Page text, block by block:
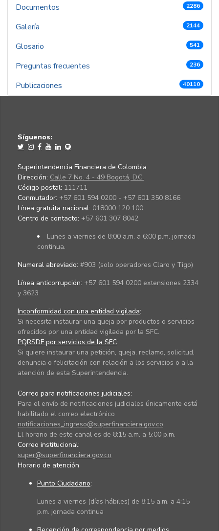
Documentos 2286
Galería 2144
Glosario 541
Preguntas frecuentes 236
Publicaciones 40110
Síguenos:
Superintendencia Financiera de Colombia
Dirección: Calle 7 No. 4 - 49 Bogotá, D.C.
Código postal: 111711
Conmutador: +57 601 594 0200 - +57 601 350 8166
Línea gratuita nacional: 018000 120 100
Centro de contacto: +57 601 307 8042
Lunes a viernes de 8:00 a.m. a 6:00 p.m. jornada
continua.
Numeral abreviado: #903 (solo operadores Claro y Tigo)
Línea anticorrupción: +57 601 594 0200 extensiones 2334
y 3623
Inconformidad con una entidad vigilada:
Si necesita instaurar una queja por productos o servicios
ofrecidos por una entidad vigilada por la SFC.
PQRSDF por servicios de la SFC:
Si quiere instaurar una petición, queja, reclamo, solicitud,
denuncia o felicitación con relación a los servicios o a la
atención de esta Superintendencia.
Correo para notificaciones judiciales:
Para el envío de notificaciones judiciales únicamente está
habilitado el correo electrónico
notificaciones_ingreso@superfinanciera.gov.co
El horario de este canal es de 8:15 a.m. a 5:00 p.m.
Correo institucional:
super@superfinanciera.gov.co
Horario de atención
Punto Ciudadano:
Lunes a viernes (días hábiles) de 8:15 a.m. a 4:15
p.m. jornada continua